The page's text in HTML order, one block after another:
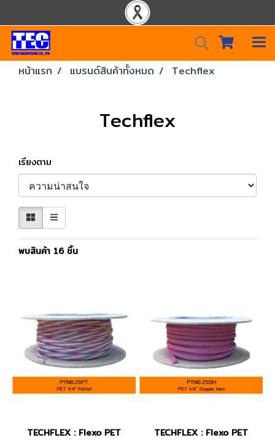
หน้าแรก แบรนด์สินค้าทั้งหมด Techflex
Techflex
เรียงตาม
พบสินค้า 16 ชิ้น
TECHFLEX : Flexo PET
TECHFLEX : Flexo PET